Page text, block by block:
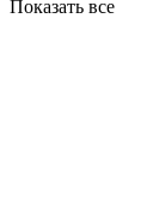
Показать все